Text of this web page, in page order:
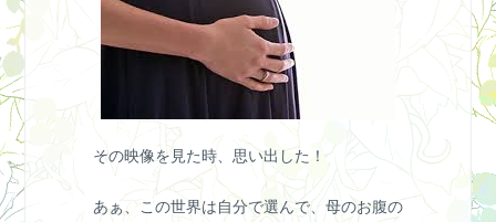
その映像を見た時、思い出した！
あぁ、この世界は自分で選んで、母のお腹の